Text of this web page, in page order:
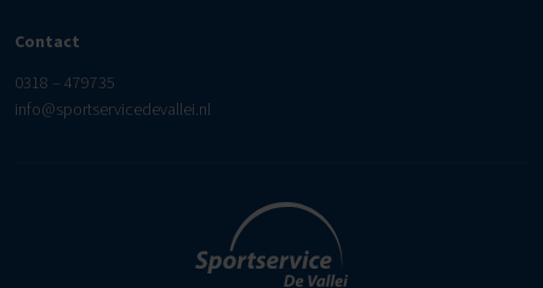
Contact
0318 – 479735
info@sportservicedevallei.nl